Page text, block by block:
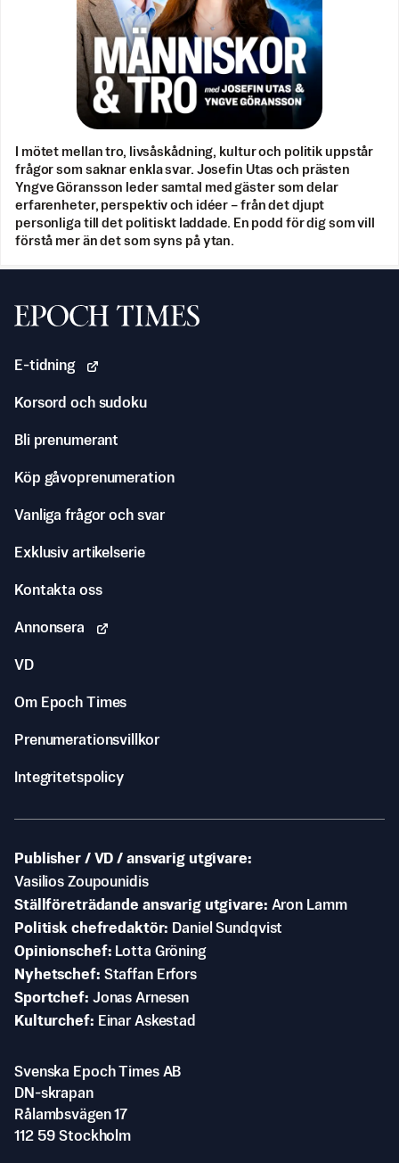
I mötet mellan tro, livsåskådning, kultur och politik uppstår
frågor som saknar enkla svar. Josefin Utas och prästen
Yngve Göransson leder samtal med gäster som delar
erfarenheter, perspektiv och idéer – från det djupt
personliga till det politiskt laddade. En podd för dig som vill
förstå mer än det som syns på ytan.
Svenska Epoch Times
E-tidning
Korsord och sudoku
Bli prenumerant
Köp gåvoprenumeration
Vanliga frågor och svar
Exklusiv artikelserie
Kontakta oss
Annonsera
VD
Om Epoch Times
Prenumerationsvillkor
Integritetspolicy
Publisher / VD / ansvarig utgivare
Vasilios Zoupounidis
Ställföreträdande ansvarig utgivare Aron Lamm
Politisk chefredaktör
Daniel Sundqvist
Opinionschef
Lotta Gröning
Nyhetschef Staffan Erfors
Sportchef Jonas Arnesen
Kulturchef
Einar Askestad
Svenska Epoch Times AB
DN-skrapan
Rålambsvägen 17
112 59 Stockholm